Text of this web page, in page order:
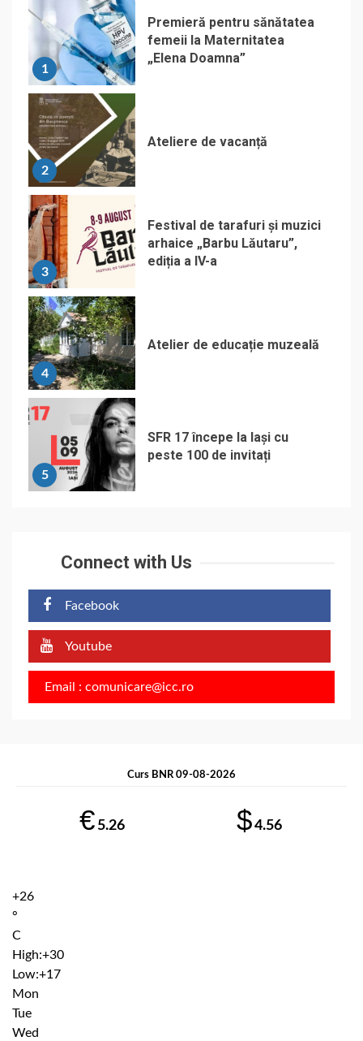
1
Premieră pentru sănătatea
femeii la Maternitatea
„Elena Doamna”
2
Ateliere de vacanță
3
Festival de tarafuri și muzici
arhaice „Barbu Lăutaru”,
ediția a IV-a
4
Atelier de educație muzeală
5
SFR 17 începe la Iași cu
peste 100 de invitați
Connect with Us
Facebook
Youtube
Email : comunicare@icc.ro
Curs BNR 09-08-2026
€ 5.26 $4.56
+26
°
C
High:+30
Low:+17
Mon
Tue
Wed